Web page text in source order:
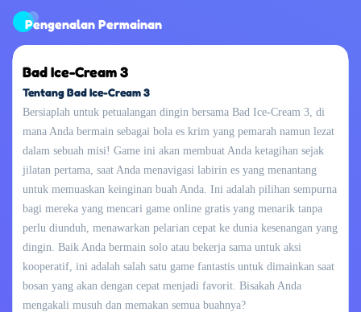
Pengenalan Permainan
Bad Ice-Cream 3
Tentang Bad Ice-Cream 3
Bersiaplah untuk petualangan dingin bersama Bad Ice-Cream 3, di
mana Anda bermain sebagai bola es krim yang pemarah namun lezat
dalam sebuah misi! Game ini akan membuat Anda ketagihan sejak
jilatan pertama, saat Anda menavigasi labirin es yang menantang
untuk memuaskan keinginan buah Anda. Ini adalah pilihan sempurna
bagi mereka yang mencari game online gratis yang menarik tanpa
perlu diunduh, menawarkan pelarian cepat ke dunia kesenangan yang
dingin. Baik Anda bermain solo atau bekerja sama untuk aksi
kooperatif, ini adalah salah satu game fantastis untuk dimainkan saat
bosan yang akan dengan cepat menjadi favorit. Bisakah Anda
mengakali musuh dan memakan semua buahnya?